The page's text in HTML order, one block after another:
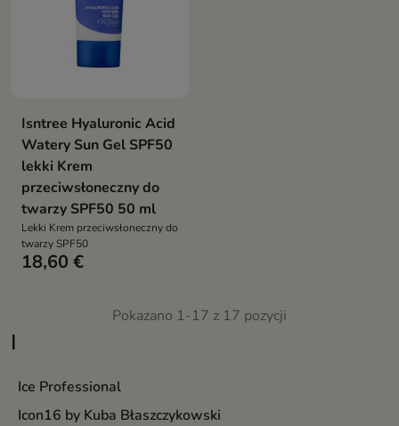
I
Ice Professional
Icon16 by Kuba Błaszczykowski
Isntree Hyaluronic Acid
Watery Sun Gel SPF50
lekki Krem
przeciwsłoneczny do
twarzy SPF50 50 ml
Lekki Krem przeciwsłoneczny do
twarzy SPF50
18,60 €
Pokazano 1-17 z 17 pozycji